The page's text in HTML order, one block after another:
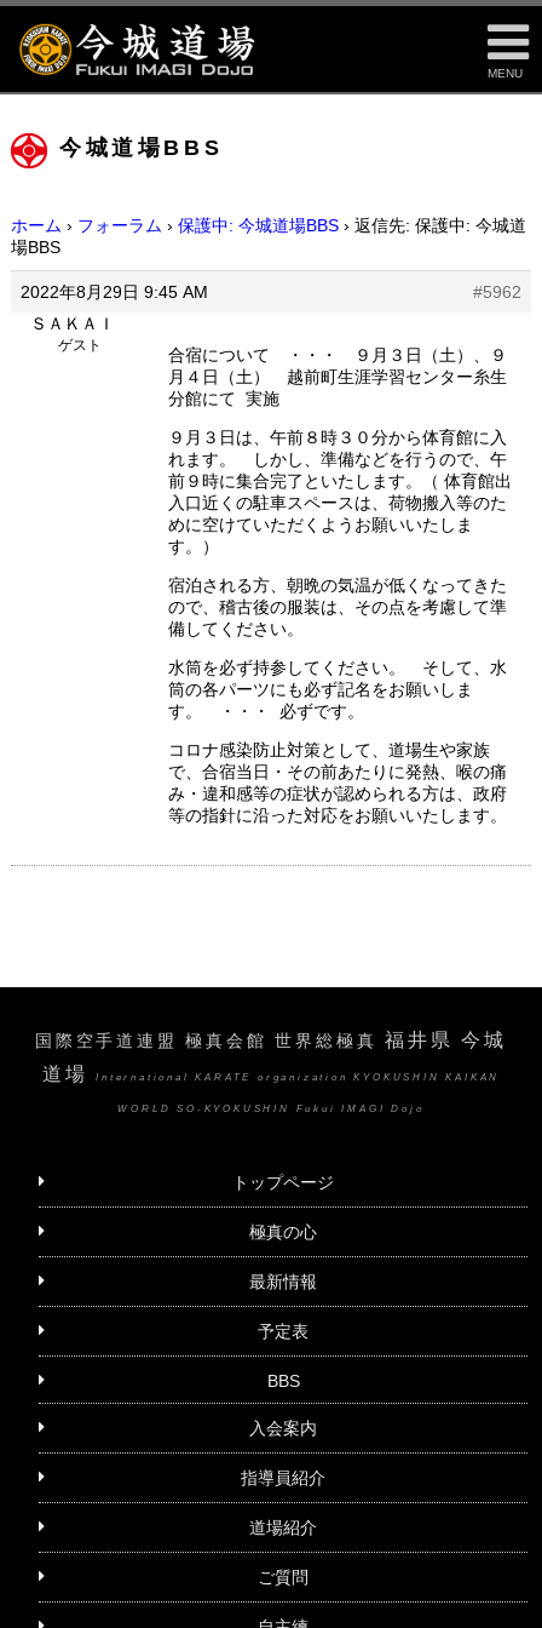
MENU
今城道場BBS
ホーム › フォーラム › 保護中: 今城道場BBS › 返信先: 保護中: 今城道
場BBS
2022年8月29日 9:45 AM
#5962
ＳＡＫＡＩ
ゲスト
合宿について ・・・ ９月３日（土）、９
月４日（土） 越前町生涯学習センター糸生
分館にて 実施
９月３日は、午前８時３０分から体育館に入
れます。 しかし、準備などを行うので、午
前９時に集合完了といたします。（ 体育館出
入口近くの駐車スペースは、荷物搬入等のた
めに空けていただくようお願いいたしま
す。）
宿泊される方、朝晩の気温が低くなってきた
ので、稽古後の服装は、その点を考慮して準
備してください。
水筒を必ず持参してください。 そして、水
筒の各パーツにも必ず記名をお願いしま
す。 ・・・ 必ずです。
コロナ感染防止対策として、道場生や家族
で、合宿当日・その前あたりに発熱、喉の痛
み・違和感等の症状が認められる方は、政府
等の指針に沿った対応をお願いいたします。
国際空手道連盟 極真会館 世界総極真福井県 今城
道場
International KARATE organization KYOKUSHIN KAIKAN
WORLD SO-KYOKUSHIN Fukui IMAGI Dojo
トップページ
極真の心
最新情報
予定表
BBS
入会案内
指導員紹介
道場紹介
ご質問